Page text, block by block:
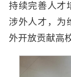
持续完善人才
涉外人才，为
外开放贡献高